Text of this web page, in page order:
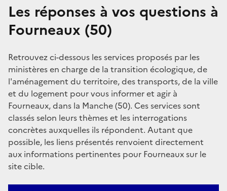
Les réponses à vos questions à
Fourneaux (50)
Retrouvez ci-dessous les services proposés par les
ministères en charge de la transition écologique, de
l'aménagement du territoire, des transports, de la ville
et du logement pour vous informer et agir à
Fourneaux, dans la Manche (50). Ces services sont
classés selon leurs thèmes et les interrogations
concrètes auxquelles ils répondent. Autant que
possible, les liens présentés renvoient directement
aux informations pertinentes pour Fourneaux sur le
site cible.